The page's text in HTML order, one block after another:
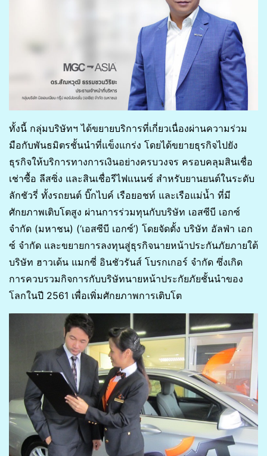
ทั้งนี้ กลุ่มบริษัทฯ ได้ขยายบริการที่เกี่ยวเนื่องผ่านความร่วม
มือกับพันธมิตรชั้นนำที่แข็งแกร่ง โดยได้ขยายธุรกิจไปยัง
ธุรกิจให้บริการทางการเงินอย่างครบวงจร ครอบคลุมสินเชื่อ
เช่าซื้อ ลีสซิ่ง และสินเชื่อรีไฟแนนซ์ สำหรับยานยนต์ในระดับ
ลักชัวรี่ ทั้งรถยนต์ บิ๊กไบค์ เรือยอชท์ และเรือแม่น้ำ ที่มี
ศักยภาพเติบโตสูง ผ่านการร่วมทุนกับบริษัท เอสซีบี เอกซ์
จำกัด (มหาชน) (‘เอสซีบี เอกซ์’) โดยจัดตั้ง บริษัท อัลฟ่า เอก
ซ์ จำกัด และขยายการลงทุนสู่ธุรกิจนายหน้าประกันภัยภายใต้
บริษัท ฮาวเด้น แมกซี่ อินชัวรันส์ โบรกเกอร์ จำกัด ซึ่งเกิด
การควบรวมกิจการกับบริษัทนายหน้าประกัยภัยชั้นนำของ
โลกในปี 2561 เพื่อเพิ่มศักยภาพการเติบโต